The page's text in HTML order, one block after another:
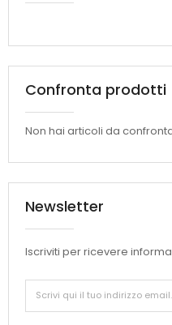
Confronta prodotti
Non hai articoli da
Newsletter
Iscriviti per ricevere